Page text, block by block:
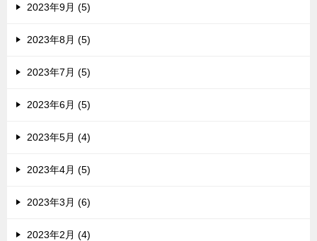
2023年9月 (5)
2023年8月 (5)
2023年7月 (5)
2023年6月 (5)
2023年5月 (4)
2023年4月 (5)
2023年3月 (6)
2023年2月 (4)